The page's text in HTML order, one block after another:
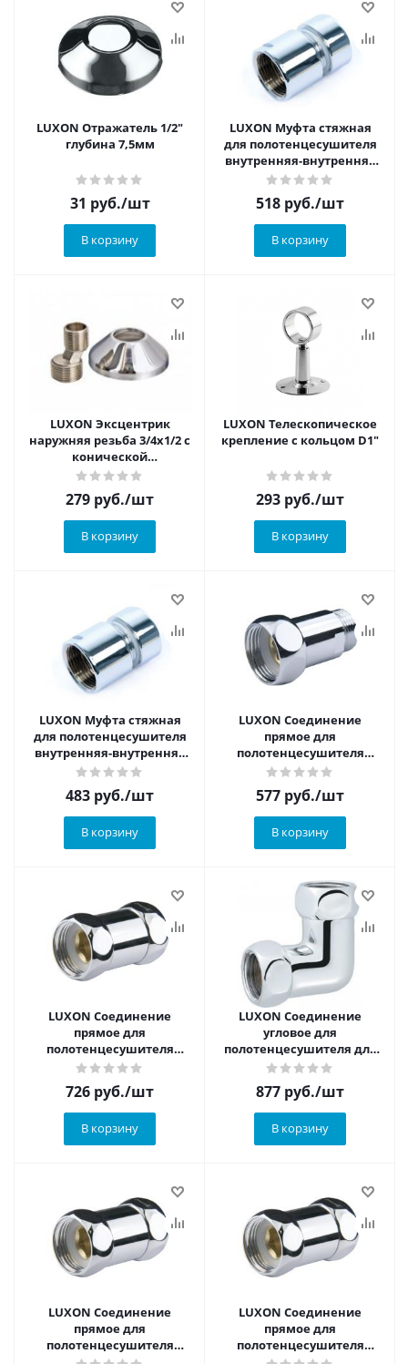
LUXON Отражатель 1/2"
глубина 7,5мм
31 руб./шт
В корзину
LUXON Муфта стяжная
для полотенцесушителя
внутренняя-внутренняя
1"х3/4"
518 руб./шт
В корзину
LUXON Эксцентрик
наружняя резьба 3/4х1/2 с
конической
декоративной чашкой
279 руб./шт
В корзину
LUXON Телескопическое
крепление с кольцом D1"
293 руб./шт
В корзину
LUXON Муфта стяжная
для полотенцесушителя
внутренняя-внутренняя
3/4"х3/4"
483 руб./шт
В корзину
LUXON Соединение
прямое для
полотенцесушителя
внутренняя-наружняя
3/4"х1/2"
577 руб./шт
В корзину
LUXON Соединение
прямое для
полотенцесушителя
внутренняя-внутренняя
3/4"х3/4"
726 руб./шт
В корзину
LUXON Соединение
угловое для
полотенцесушителя для
полотенцесушителя
внутренняя-внутренняя
3/4"х3/4"
877 руб./шт
В корзину
LUXON Соединение
прямое для
полотенцесушителя
LUXON Соединение
прямое для
полотенцесушителя